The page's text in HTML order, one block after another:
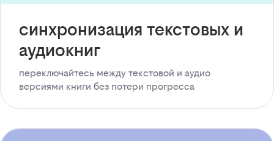
синхронизация текстовых и
аудиокниг
переключайтесь между текстовой и аудио
версиями книги без потери прогресса